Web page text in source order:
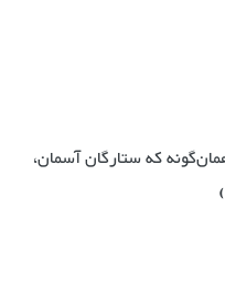
که ستارگان آسمان،